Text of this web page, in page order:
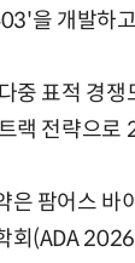
을 개발하
중 표적 경
랙 전략으로
은 팜어스 바
회(ADA